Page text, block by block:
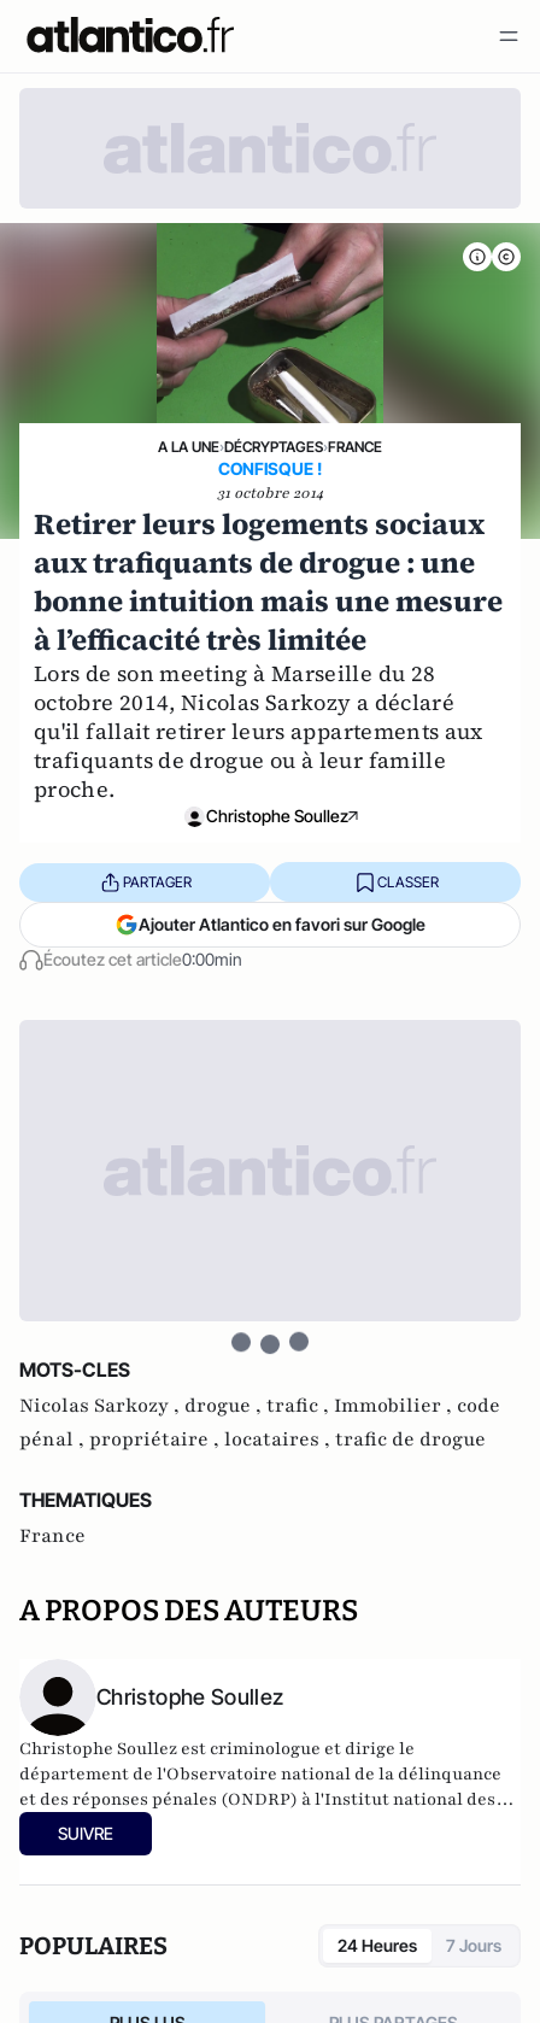
A LA UNE›DÉCRYPTAGES›FRANCE
CONFISQUE !
31 octobre 2014
Retirer leurs logements sociaux
aux trafiquants de drogue : une
bonne intuition mais une mesure
à l’efficacité très limitée
Lors de son meeting à Marseille du 28
octobre 2014, Nicolas Sarkozy a déclaré
qu'il fallait retirer leurs appartements aux
trafiquants de drogue ou à leur famille
proche.
Christophe Soullez
Écoutez cet article0:00min
PARTAGER CLASSER
Ajouter Atlantico en favori sur Google
MOTS-CLES
Nicolas Sarkozy , drogue , trafic , Immobilier , code
pénal , propriétaire , locataires , trafic de drogue
THEMATIQUES
France
A PROPOS DES AUTEURS
Christophe Soullez
Christophe Soullez est criminologue et dirige le
département de l'Observatoire national de la délinquance
et des réponses pénales (ONDRP) à l'Institut national des
hautes études de la sécurité et de la justice (INHESJ).
l'auteur de "Histoires criminelles de la France
SUIVRE
POPULAIRES 24 Heures 7 Jours